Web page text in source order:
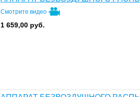
Смотрите видео
1 659,00 руб.